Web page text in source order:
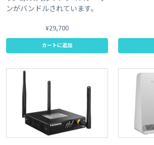
ンがバンドルされています。
¥29,700
カートに追加